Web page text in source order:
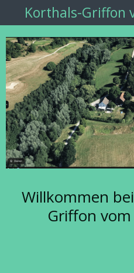
Hauptinhalt
springen
Korthals-Griffon
Willkommen
Griffon